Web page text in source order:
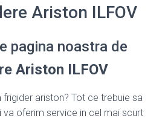
Ariston ILFOV
pagina noastra de
Ariston ILFOV
ariston? Tot ce trebuie sa
oferim service in cel mai scurt